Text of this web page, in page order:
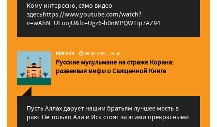
Кому интересно, само видео
здесьhttps://www.youtube.com/watch?
v=wAhN_UEuojU&lc=Ugz6-h0nMPQWTip7AZ94...
KRR AKK 09.06.2024, 18:56
Русские мусульмане на страже Корана:
pазвеивая мифы о Священной Книге
Пусть Аллах дарует нашим братьям лучшее месть в
раю. Не только Али и Иса стоят за этими прекрасными